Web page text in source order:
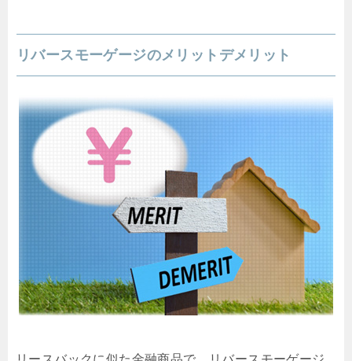
リバースモーゲージのメリットデメリット